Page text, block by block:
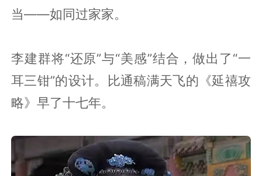
当——如同过家家。
李建群将“还原”与“美感”结合，做出了“一
耳三钳”的设计。比通稿满天飞的《延禧攻
略》早了十七年。